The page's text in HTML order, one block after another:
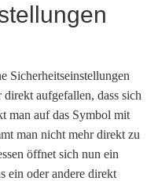
Sicherheitseinstellungen
aufgefallen, dass sich
man auf das Symbol mit
man nicht mehr direkt zu
öffnet sich nun ein
ein oder andere direkt